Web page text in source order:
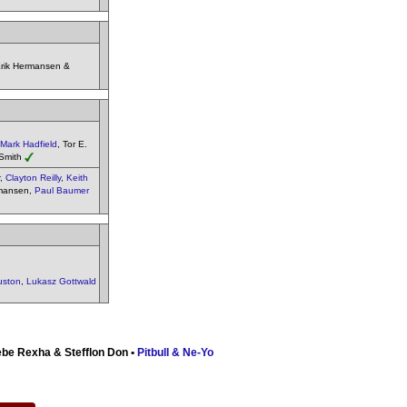
Hermansen &
Mark Hadfield , Tor E.
, Clayton Reilly, Keith
Paul Baumer
Lukasz Gottwald
Rexha & Stefflon Don • Pitbull & Ne-Yo